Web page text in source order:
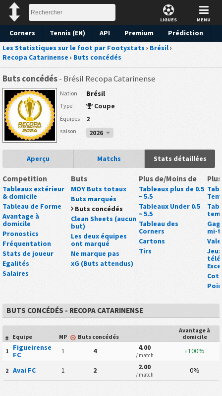
LIGUES MENU
Corners Tennis (EN) API Premium
Prédiction
Les Statistiques sur le foot par Footystats › Brésil›
Recopa Catarinense › Buts concédés
Buts concédés- Brésil Recopa Catarinense
Nation Brésil
Type Coupe
Équipes 2
saison 2026
Aperçu Matchs Stats détaillées
Competition
Tableaux extérieur
& domicile
Tableau de Forme
Avantage à
domicile
Pronostics
Fréquentation
Stats de joueur
Egalités
Salaires
Buts
MOY Buts totaux
Buts marqués
Buts concédés
Clean Sheets (aucun
but)
Les deux équipes
ont marqué
Ne marque pas
xG (Buts attendus)
Plus de/Moins de
Tableaux plus de 0.5
~ 5.5
Tableaux Under 0.5
~ 5.5
Tableau des
Corners
Cartons
Tirs
Plus
mi-
BUTS CONCÉDÉS - RECOPA CATARINENSE
# Equipe MP Buts concédés
Avantage à
domicile
1
Figueirense
FC
1 4 4.00
/ match +100%
2 Avai FC 1 2 2.00
/ match 0%